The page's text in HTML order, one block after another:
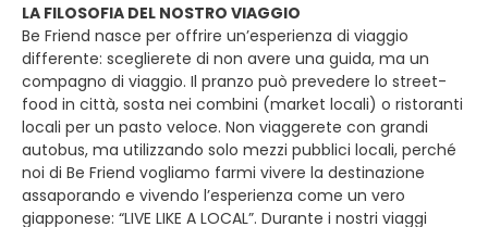
LA FILOSOFIA DEL NOSTRO VIAGGIO
Be Friend nasce per offrire un’esperienza di viaggio
differente: sceglierete di non avere una guida, ma un
compagno di viaggio. Il pranzo può prevedere lo street-
food in città, sosta nei combini (market locali) o ristoranti
locali per un pasto veloce. Non viaggerete con grandi
autobus, ma utilizzando solo mezzi pubblici locali, perché
noi di Be Friend vogliamo farmi vivere la destinazione
assaporando e vivendo l’esperienza come un vero
giapponese: “LIVE LIKE A LOCAL”. Durante i nostri viaggi